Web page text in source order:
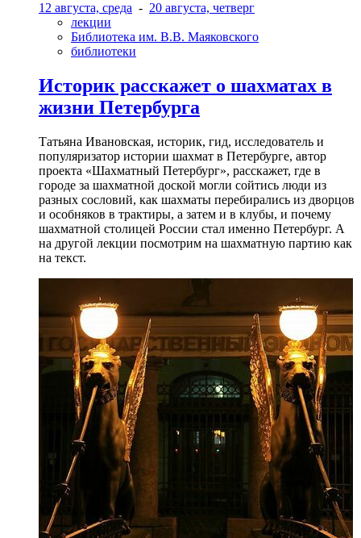
12 августа, среда - 20 августа, четверг
лекции
Библиотека им. В.В. Маяковского
библиотеки
Историк расскажет о шахматах в
жизни Петербурга
Татьяна Ивановская, историк, гид, исследователь и
популяризатор истории шахмат в Петербурге, автор
проекта «Шахматный Петербург», расскажет, где в
городе за шахматной доской могли сойтись люди из
разных сословий, как шахматы перебирались из дворцов
и особняков в трактиры, а затем и в клубы, и почему
шахматной столицей России стал именно Петербург. А
на другой лекции посмотрим на шахматную партию как
на текст.